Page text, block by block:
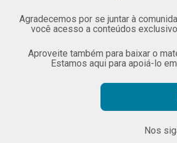
Agradecemos por se juntar à
você acesso a conteúdos
Aproveite também para baixar o
Estamos aqui para apoiá-lo
Nos